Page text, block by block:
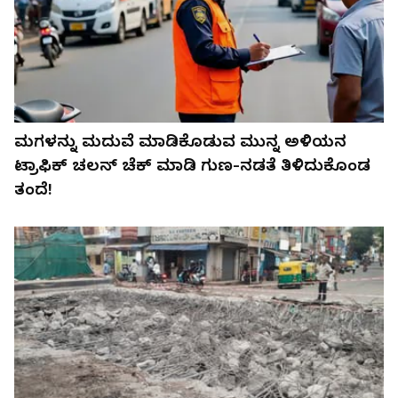
ಮಗಳನ್ನು ಮದುವೆ ಮಾಡಿಕೊಡುವ ಮುನ್ನ ಅಳಿಯನ
ಟ್ರಾಫಿಕ್ ಚಲನ್ ಚೆಕ್‌ ಮಾಡಿ ಗುಣ-ನಡತೆ ತಿಳಿದುಕೊಂಡ
ತಂದೆ!